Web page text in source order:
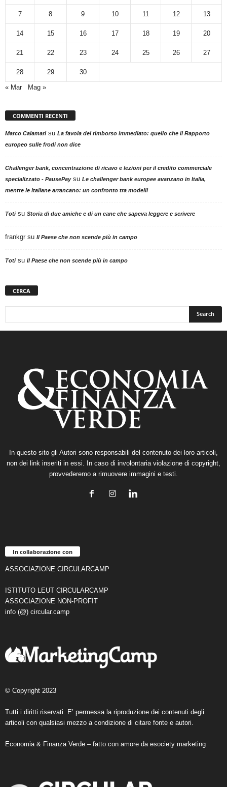
7 8 9 10 11 12 13
14 15 16 17 18 19 20
21 22 23 24 25 26 27
28 29
30
« Mar
Mag »
COMMENTI RECENTI
Marco Calamarisu La favola del rimborso immediato: quello che il Rapporto
europeo sulle frodi non dice
Challenger bank, concentrazione di ricavo e lezioni per il credito commerciale
specializzato - PausePaysu Le challenger bank europee avanzano in Italia,
mentre le italiane arrancano: un confronto tra modelli
Totisu Storia di due amiche e di un cane che sapeva leggere e scrivere
frankgr su Il Paese che non scende più in campo
Totisu Il Paese che non scende più in campo
CERCA
In questo sito gli Autori sono responsabili del contenuto dei loro articoli,
non dei link inseriti in essi. In caso di involontaria violazione di copyright,
provvederemo a rimuovere immagini e testi.
In collaborazione con
ASSOCIAZIONE CIRCULARCAMP
ISTITUTO LEUT CIRCULARCAMP
ASSOCIAZIONE NON-PROFIT
info (@) circular.camp
© Copyright 2023
Tutti i diritti riservati. E’ permessa la riproduzione dei contenuti degli
articoli con qualsiasi mezzo a condizione di citare fonte e autori.
Economia & Finanza Verde – fatto con amore da esociety marketing